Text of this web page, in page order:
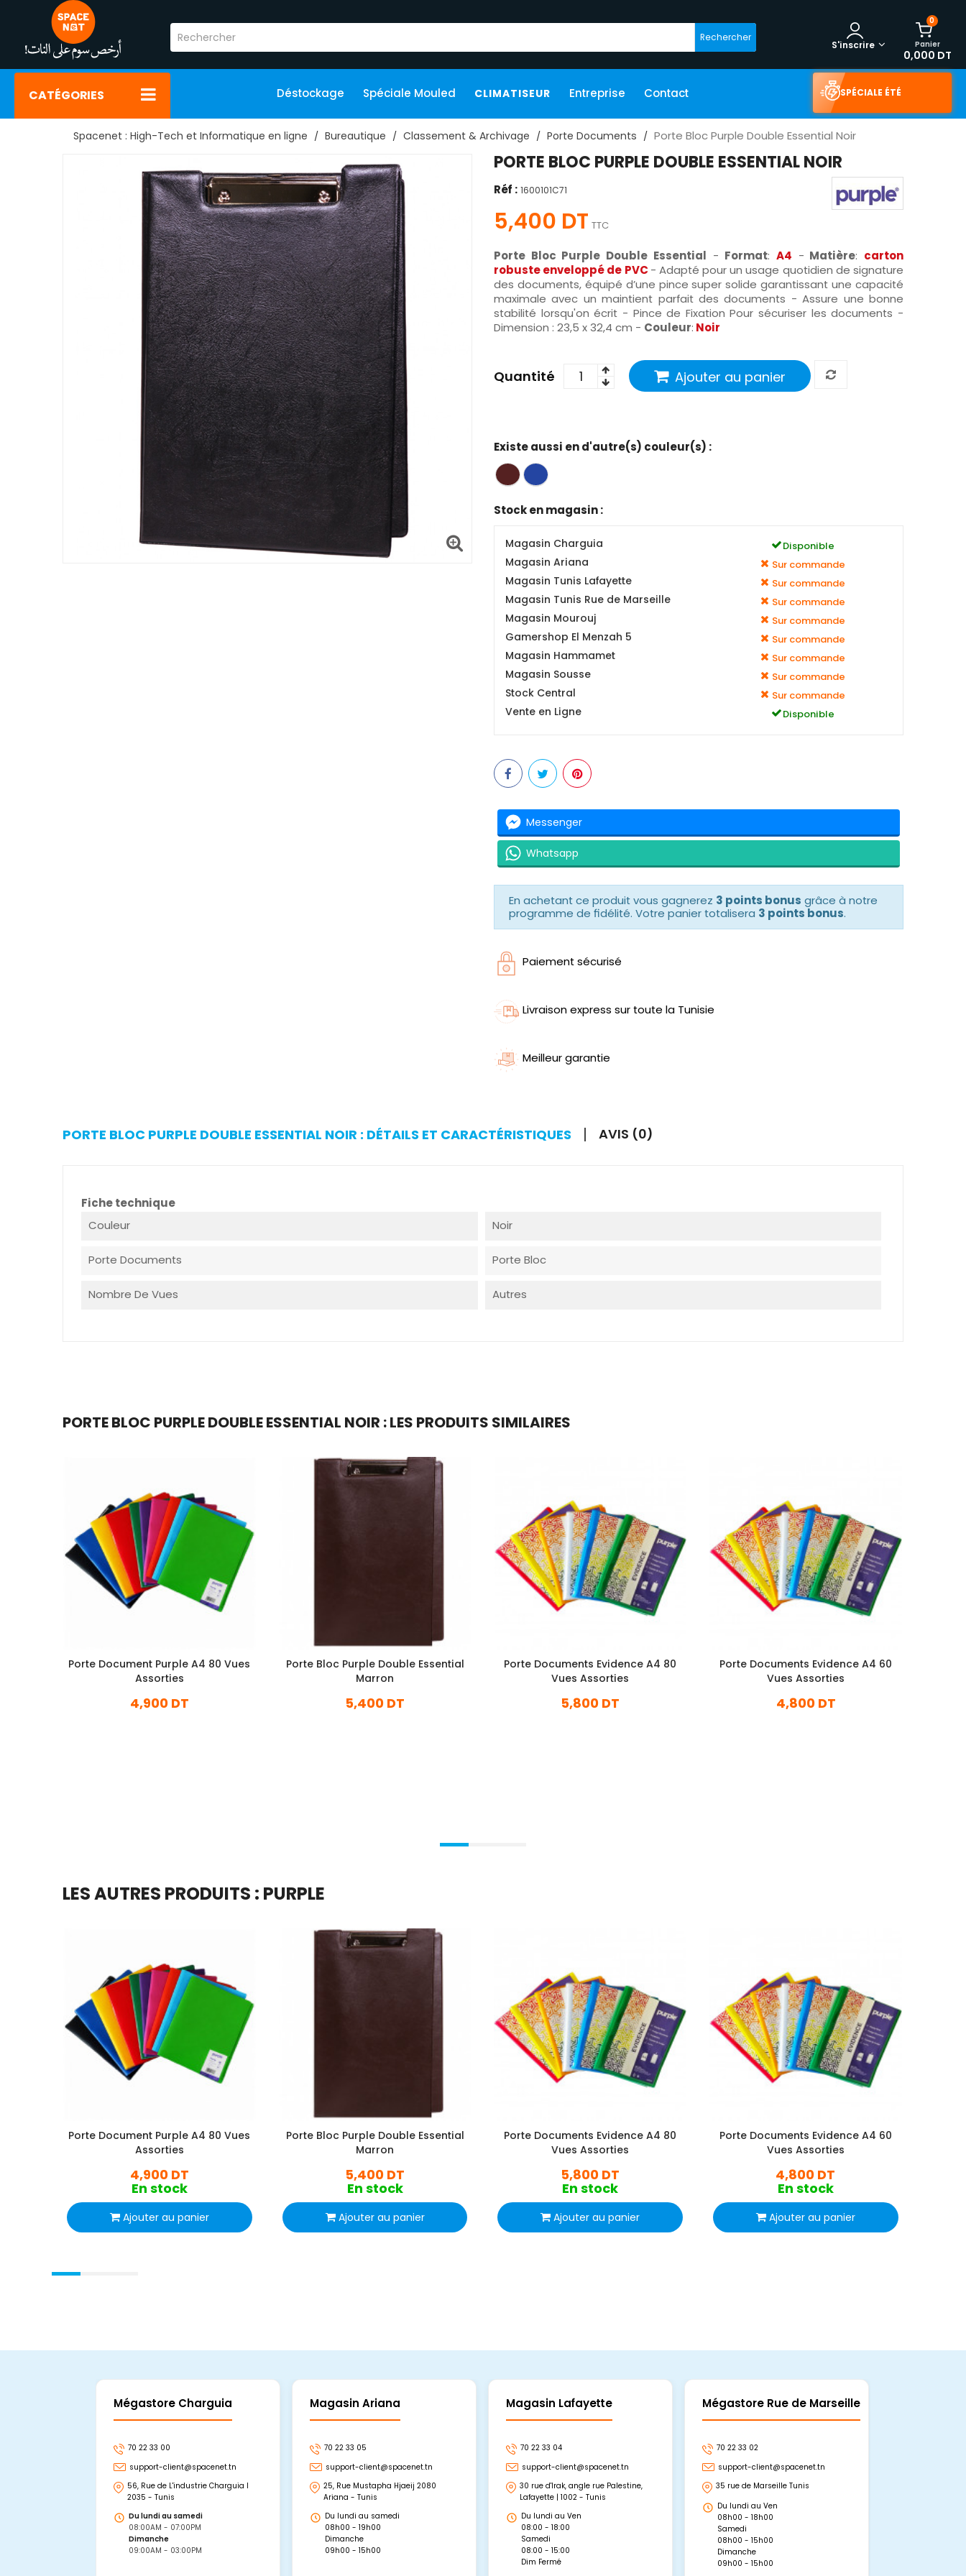
Rechercher
0
Panier
0,000 DT
S'inscrire
CATÉGORIES Déstockage Spéciale Mouled CLIMATISEUR Entreprise Contact SPÉCIALE ÉTÉ
Spacenet : High-Tech et Informatique en ligne Bureautique Classement & Archivage Porte Documents Porte Bloc Purple Double Essential Noir
PORTE BLOC PURPLE DOUBLE ESSENTIAL NOIR
Réf : 1600101C71
5,400 DT TTC
Porte Bloc Purple Double Essential - Format: A4 - Matière: carton
robuste enveloppé de PVC - Adapté pour un usage quotidien de signature
des documents, équipé d’une pince super solide garantissant une capacité
maximale avec un maintient parfait des documents - Assure une bonne
stabilité lorsqu'on écrit - Pince de Fixation Pour sécuriser les documents -
Dimension : 23,5 x 32,4 cm - Couleur: Noir
Quantité Ajouter au panier
Existe aussi en d'autre(s) couleur(s) :
Stock en magasin :
Magasin Charguia Disponible
Magasin Ariana Sur commande
Magasin Tunis Lafayette Sur commande
Magasin Tunis Rue de Marseille Sur commande
Magasin Mourouj Sur commande
Gamershop El Menzah 5 Sur commande
Magasin Hammamet Sur commande
Magasin Sousse Sur commande
Stock Central Sur commande
Vente en Ligne Disponible
Messenger
Whatsapp
En achetant ce produit vous gagnerez 3 points bonus grâce à notre
programme de fidélité. Votre panier totalisera 3 points bonus.
Paiement sécurisé
Livraison express sur toute la Tunisie
Meilleur garantie
PORTE BLOC PURPLE DOUBLE ESSENTIAL NOIR : DÉTAILS ET CARACTÉRISTIQUES AVIS (0)
Fiche technique
Couleur
Noir
Porte Documents Porte Bloc
Nombre De Vues Autres
PORTE BLOC PURPLE DOUBLE ESSENTIAL NOIR : LES PRODUITS SIMILAIRES
Porte Document Purple A4 80 Vues
Assorties
4,900 DT
Porte Bloc Purple Double Essential
Marron
5,400 DT
Porte Documents Evidence A4 80
Vues Assorties
5,800 DT
Porte Documents Evidence A4 60
Vues Assorties
4,800 DT
LES AUTRES PRODUITS : PURPLE
Porte Document Purple A4 80 Vues
Assorties
4,900 DT
En stock
Ajouter au panier
Porte Bloc Purple Double Essential
Marron
5,400 DT
En stock
Ajouter au panier
Porte Documents Evidence A4 80
Vues Assorties
5,800 DT
En stock
Ajouter au panier
Porte Documents Evidence A4 60
Vues Assorties
4,800 DT
En stock
Ajouter au panier
Mégastore Charguia
70 22 33 00
support-client@spacenet.tn
56, Rue de L'industrie Charguia I
2035 - Tunis
Du lundi au samedi
08:00AM - 07:00PM
Dimanche
09:00AM - 03:00PM
Magasin Ariana
70 22 33 05
support-client@spacenet.tn
25, Rue Mustapha Hjaeij 2080
Ariana - Tunis
Du lundi au samedi
08h00 - 19h00
Dimanche
09h00 - 15h00
Magasin Lafayette
70 22 33 04
support-client@spacenet.tn
30 rue d'Irak, angle rue Palestine,
Lafayette | 1002 - Tunis
Du lundi au Ven
08:00 - 18:00
Samedi
08:00 - 15:00
Dim Fermé
Mégastore Rue de Marseille
70 22 33 02
support-client@spacenet.tn
35 rue de Marseille Tunis
Du lundi au Ven
08h00 - 18h00
Samedi
08h00 - 15h00
Dimanche
09h00 - 15h00